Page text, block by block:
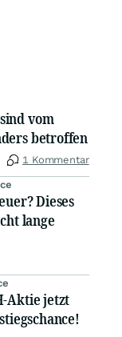
vom
betroffen
1 Kommentar
Dieses
lange
Aktie jetzt